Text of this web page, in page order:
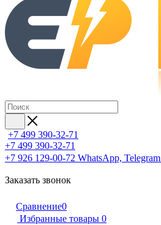
+7 499 390-32-71
+7 499 390-32-71
+7 926 129-00-72 WhatsApp, Telegram
Заказать звонок
Сравнение0
Избранные товары 0